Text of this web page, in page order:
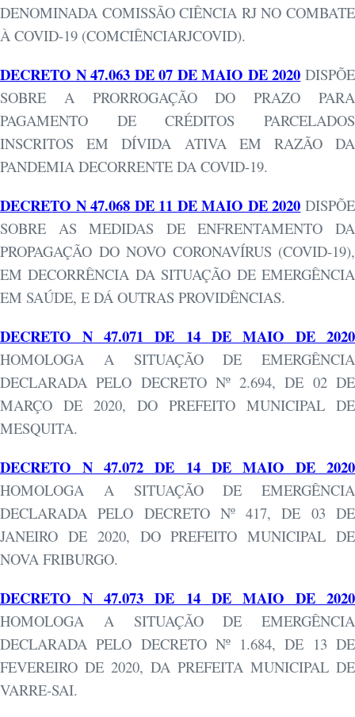
DENOMINADA COMISSÃO CIÊNCIA RJ NO COMBATE
À COVID-19 (COMCIÊNCIARJCOVID).
DECRETO N 47.063 DE 07 DE MAIO DE 2020 DISPÕE
SOBRE A PRORROGAÇÃO DO PRAZO PARA
PAGAMENTO DE CRÉDITOS PARCELADOS
INSCRITOS EM DÍVIDA ATIVA EM RAZÃO DA
PANDEMIA DECORRENTE DA COVID-19.
DECRETO N 47.068 DE 11 DE MAIO DE 2020 DISPÕE
SOBRE AS MEDIDAS DE ENFRENTAMENTO DA
PROPAGAÇÃO DO NOVO CORONAVÍRUS (COVID-19),
EM DECORRÊNCIA DA SITUAÇÃO DE EMERGÊNCIA
EM SAÚDE, E DÁ OUTRAS PROVIDÊNCIAS.
DECRETO N 47.071 DE 14 DE MAIO DE 2020
HOMOLOGA A SITUAÇÃO DE EMERGÊNCIA
DECLARADA PELO DECRETO Nº 2.694, DE 02 DE
MARÇO DE 2020, DO PREFEITO MUNICIPAL DE
MESQUITA.
DECRETO N 47.072 DE 14 DE MAIO DE 2020
HOMOLOGA A SITUAÇÃO DE EMERGÊNCIA
DECLARADA PELO DECRETO Nº 417, DE 03 DE
JANEIRO DE 2020, DO PREFEITO MUNICIPAL DE
NOVA FRIBURGO.
DECRETO N 47.073 DE 14 DE MAIO DE 2020
HOMOLOGA A SITUAÇÃO DE EMERGÊNCIA
DECLARADA PELO DECRETO Nº 1.684, DE 13 DE
FEVEREIRO DE 2020, DA PREFEITA MUNICIPAL DE
VARRE-SAI.